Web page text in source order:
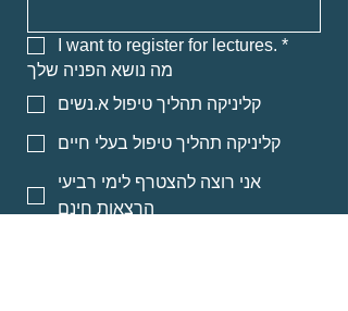
I want to register for lectures. *
מה נושא הפניה שלך
קליניקה תהליך טיפול א.נשים
קליניקה תהליך טיפול בעלי חיים
אני רוצה להצטרף לימי רביעי
הרצאות חינם